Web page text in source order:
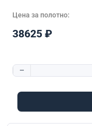
Цена за полотно:
38625 ₽
Количество товара M2